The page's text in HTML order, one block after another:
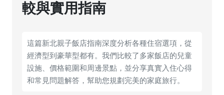
較與實用指南
這篇新北親子飯店指南深度分析各種住宿選項，從
經濟型到豪華型都有。我們比較了多家飯店的兒童
設施、價格範圍和周邊景點，並分享真實入住心得
和常見問題解答，幫助您規劃完美的家庭旅行。